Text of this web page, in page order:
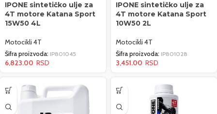
IPONE sintetičko ulje za
4T motore Katana Sport
15W50 4L
Motocikli 4T
Šifra proizvoda: IP801045
6,823.00
IPONE sintetičko ulje za
4T motore Katana Sport
10W50 2L
Motocikli 4T
Šifra proizvoda: IP801028
3,451.00